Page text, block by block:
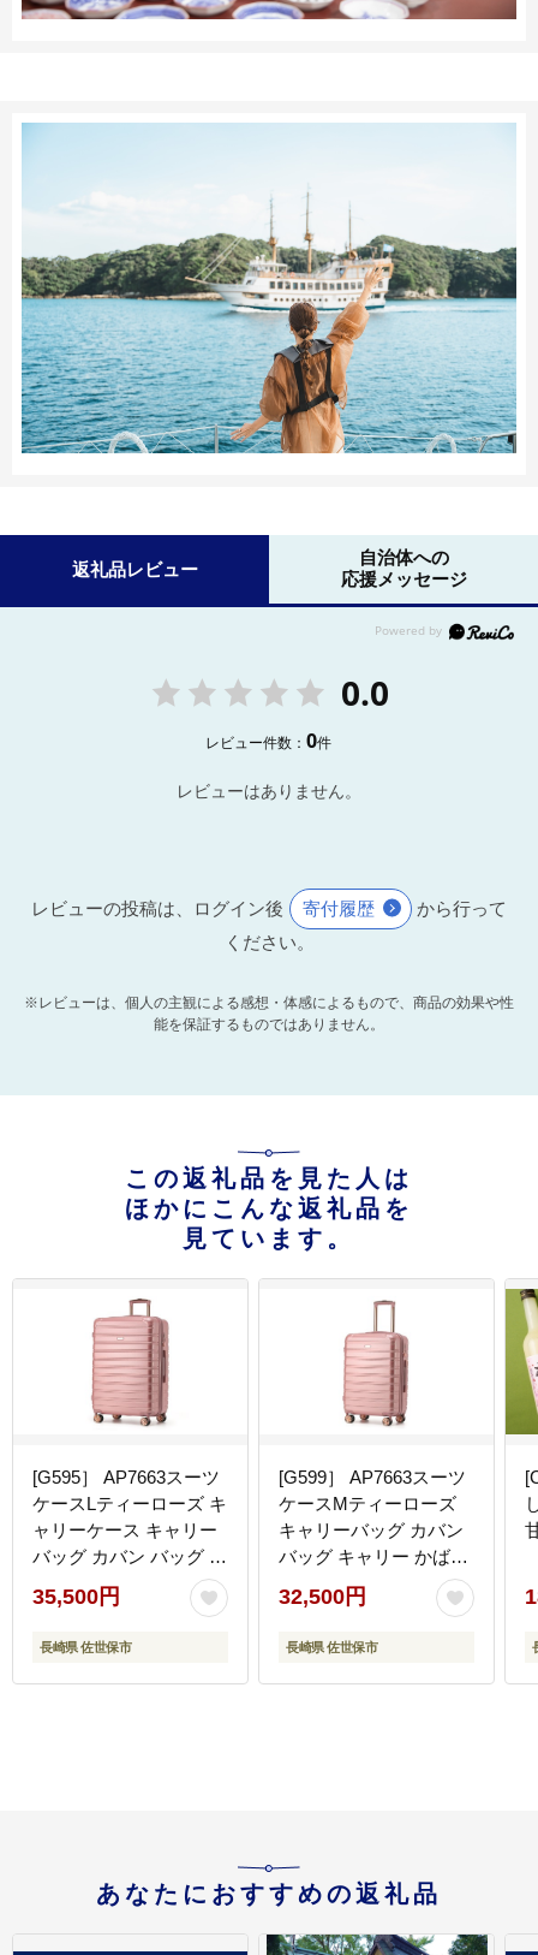
返礼品レビュー
自治体への
応援メッセージ
0.0
レビュー件数：0件
レビューはありません。
レビューの投稿は、ログイン後 寄付履歴
から行って
ください。
※レビューは、個人の主観による感想・体感によるもので、商品の効果や性
能を保証するものではありません。
この返礼品を見た人は
ほかにこんな返礼品を
見ています。
[G595］ AP7663スーツ
ケースLティーローズ キ
ャリーケース キャリー
バッグ カバン バッグ キ
ャリー かばん
35,500円
長崎県 佐世保市
[G599］ AP7663スーツ
ケースMティーローズ
キャリーバッグ カバン
バッグ キャリー かばん
キャリーケース
32,500円
長崎県 佐世保市
あなたにおすすめの返礼品